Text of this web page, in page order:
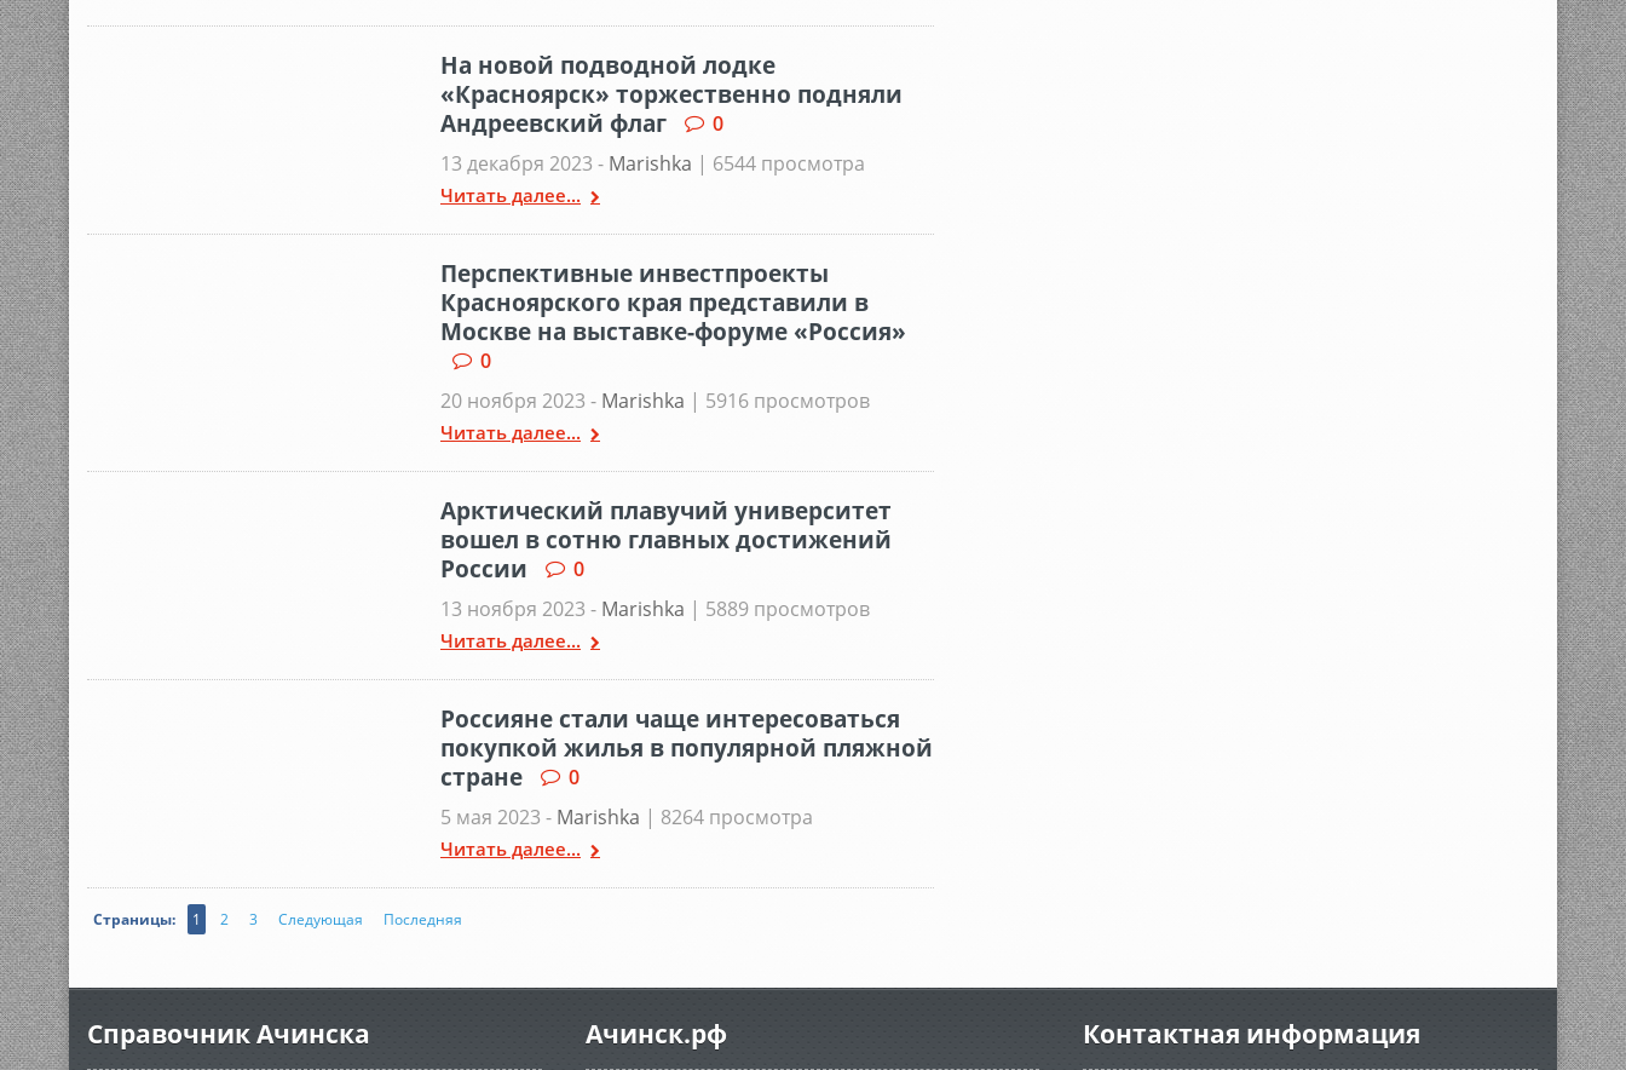
На новой подводной лодке
«Красноярск» торжественно подняли
Андреевский флаг
0
13 декабря 2023 - Marishka | 6544 просмотра
Читать далее...
Перспективные инвестпроекты
Красноярского края представили в
Москве на выставке-форуме «Россия»
0
20 ноября 2023 - Marishka | 5916 просмотров
Читать далее...
Арктический плавучий университет
вошел в сотню главных достижений
России
0
13 ноября 2023 - Marishka | 5889 просмотров
Читать далее...
Россияне стали чаще интересоваться
покупкой жилья в популярной пляжной
стране
0
5 мая 2023 - Marishka | 8264 просмотра
Читать далее...
Страницы: 1 2 3 Следующая Последняя
Справочник Ачинска Ачинск.рф Контактная информация